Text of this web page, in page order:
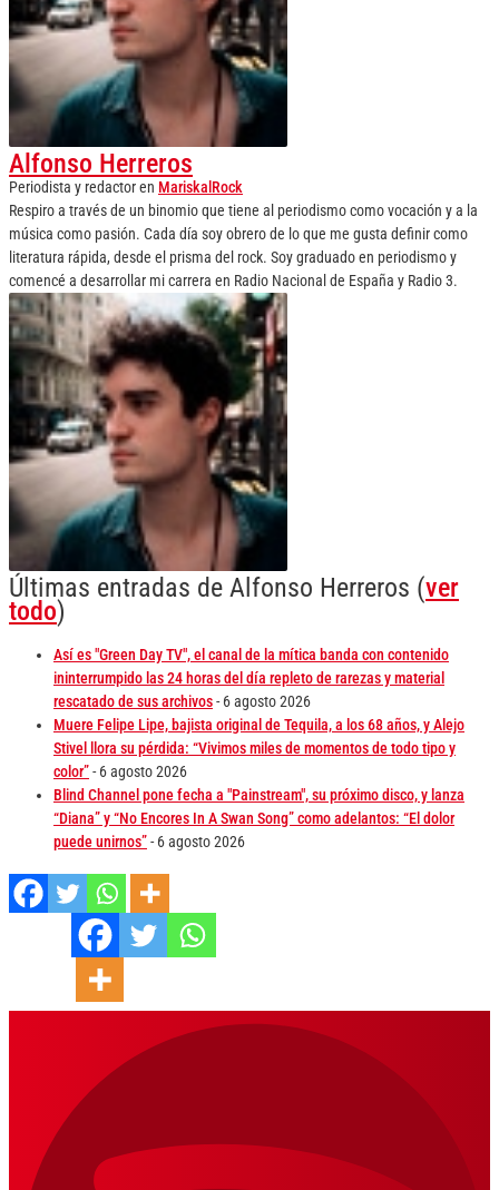
Alfonso Herreros
Periodista y redactoren MariskalRock
Respiro a través de un binomio que tiene al periodismo como vocación y a la
música como pasión. Cada día soy obrero de lo que me gusta definir como
literatura rápida, desde el prisma del rock. Soy graduado en periodismo y
comencé a desarrollar mi carrera en Radio Nacional de España y Radio 3.
Últimas entradas de Alfonso Herreros (ver
todo)
Así es "Green Day TV", el canal de la mítica banda con contenido
ininterrumpido las 24 horas del día repleto de rarezas y material
rescatado de sus archivos- 6 agosto 2026
Muere Felipe Lipe, bajista original de Tequila, a los 68 años, y Alejo
Stivel llora su pérdida: “Vivimos miles de momentos de todo tipo y
color”- 6 agosto 2026
Blind Channel pone fecha a "Painstream", su próximo disco, y lanza
“Diana” y “No Encores In A Swan Song” como adelantos: “El dolor
puede unirnos”- 6 agosto 2026